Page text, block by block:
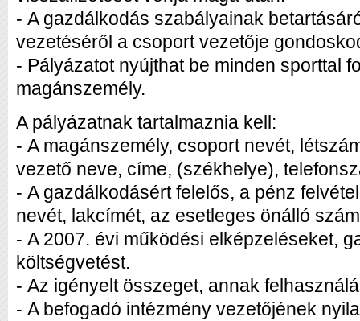
- A gazdálkodás szabályainak
vezetéséről a csoport vezetője
- Pályázatot nyújthat be minden sporttal
magánszemély.
A pályázatnak tartalmaznia kell:
- A magánszemély, csoport nevét,
vezető neve, címe, (székhelye),
- A gazdálkodásért felelős, a pénz
nevét, lakcímét, az esetleges önálló
- A 2007. évi működési elképzeléseket,
költségvetést.
- Az igényelt összeget, annak
- A befogadó intézmény vezetőjének